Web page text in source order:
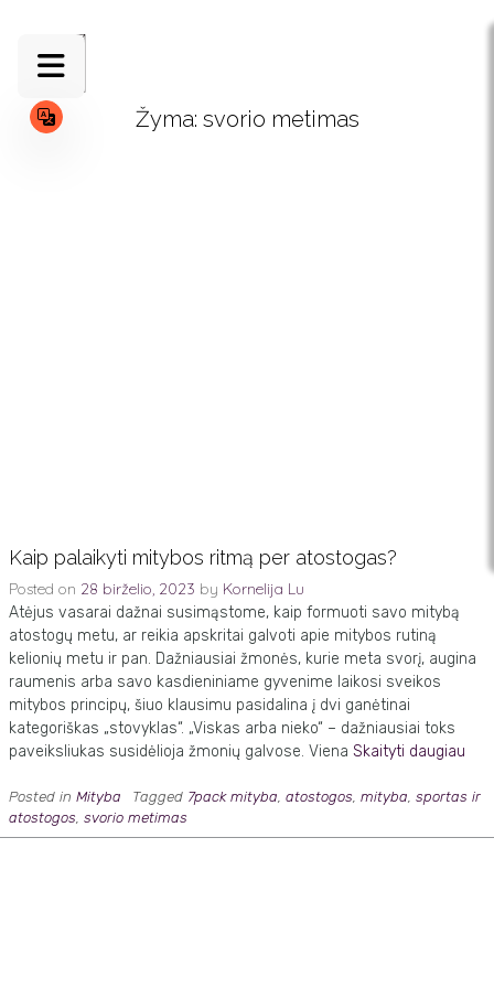
content
Žyma: svorio metimas
Kaip palaikyti mitybos ritmą per atostogas?
Posted on 28 birželio, 2023 by Kornelija Lu
Atėjus vasarai dažnai susimąstome, kaip formuoti savo mitybą
atostogų metu, ar reikia apskritai galvoti apie mitybos rutiną
kelionių metu ir pan. Dažniausiai žmonės, kurie meta svorį, augina
raumenis arba savo kasdieniniame gyvenime laikosi sveikos
mitybos principų, šiuo klausimu pasidalina į dvi ganėtinai
kategoriškas „stovyklas“. „Viskas arba nieko“ – dažniausiai toks
paveiksliukas susidėlioja žmonių galvose. Viena Skaityti daugiau
Posted in Mityba Tagged 7pack mityba, atostogos, mityba, sportas ir
atostogos, svorio metimas